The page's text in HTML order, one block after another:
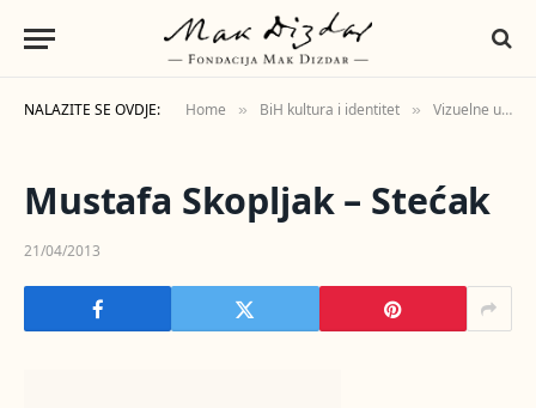
NALAZITE SE OVDJE: Home » BiH kultura i identitet » Vizuelne umjetnosti
Mustafa Skopljak – Stećak
21/04/2013